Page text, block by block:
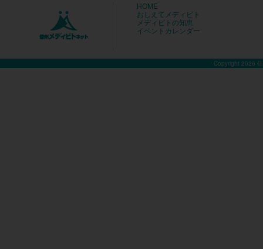
HOME
おしえてメディビト
メディビトの知恵
イベントカレンダー
Copyright 2026